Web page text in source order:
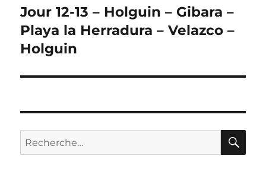
Publication
suivante :
Jour 12-13 – Holguin – Gibara –
Playa la Herradura – Velazco –
Holguin
Recherche
pour :